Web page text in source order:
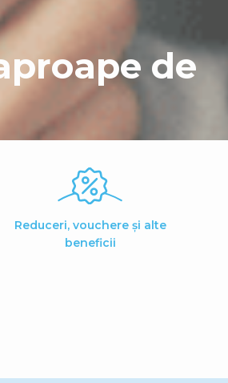
de
Reduceri, vouchere și alte
beneficii